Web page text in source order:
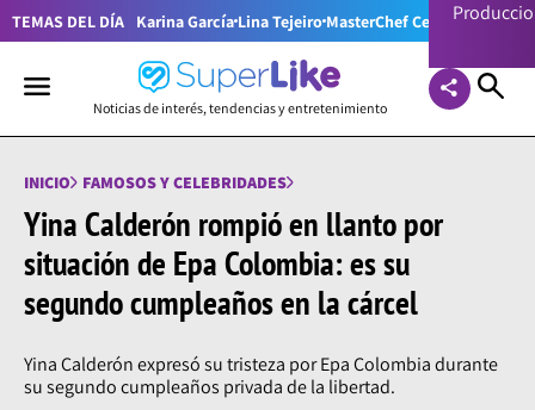
TEMAS DEL DÍA Karina García Lina Tejeiro MasterChef Celebrity
Noticias de interés, tendencias y entretenimiento
INICIO FAMOSOS Y CELEBRIDADES
Yina Calderón rompió en llanto por
situación de Epa Colombia: es su
segundo cumpleaños en la cárcel
Yina Calderón expresó su tristeza por Epa Colombia durante
su segundo cumpleaños privada de la libertad.